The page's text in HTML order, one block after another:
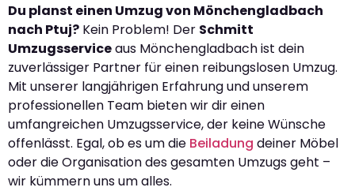
Du planst einen Umzug von Mönchengladbach
nach Ptuj? Kein Problem! Der Schmitt
Umzugsserviceaus Mönchengladbach ist dein
zuverlässiger Partner für einen reibungslosen Umzug.
Mit unserer langjährigen Erfahrung und unserem
professionellen Team bieten wir dir einen
umfangreichen Umzugsservice, der keine Wünsche
offenlässt. Egal, ob es um die Beiladung deiner Möbel
oder die Organisation des gesamten Umzugs geht –
wir kümmern uns um alles.